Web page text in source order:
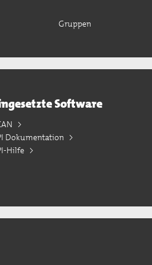
Gruppen
Software
Dokumentation
Hilfe